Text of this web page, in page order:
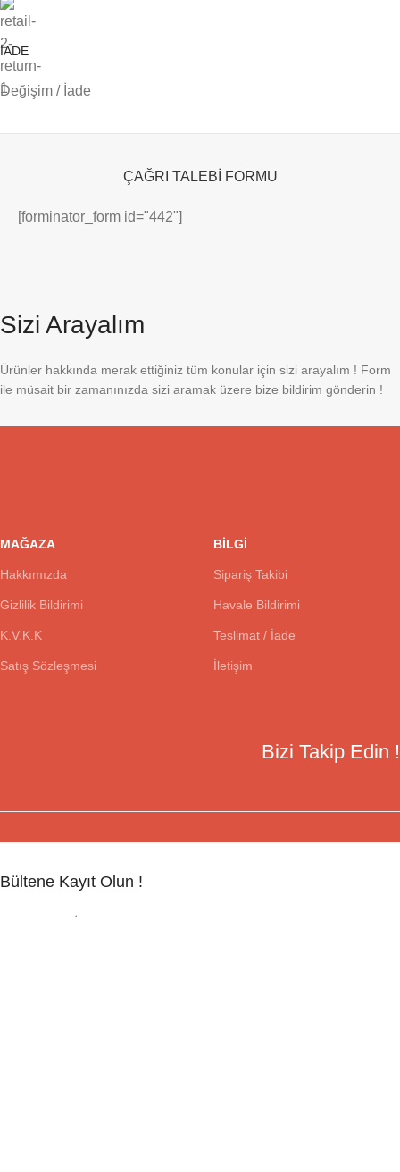
İADE
Değişim / İade
ÇAĞRI TALEBİ FORMU
[forminator_form id="442"]
Sizi Arayalım
Ürünler hakkında merak ettiğiniz tüm konular için sizi arayalım ! Form
ile müsait bir zamanınızda sizi aramak üzere bize bildirim gönderin !
MAĞAZA
Hakkımızda
Gizlilik Bildirimi
K.V.K.K
Satış Sözleşmesi
BİLGİ
Sipariş Takibi
Havale Bildirimi
Teslimat / İade
İletişim
Bizi Takip Edin !
Bültene Kayıt Olun !